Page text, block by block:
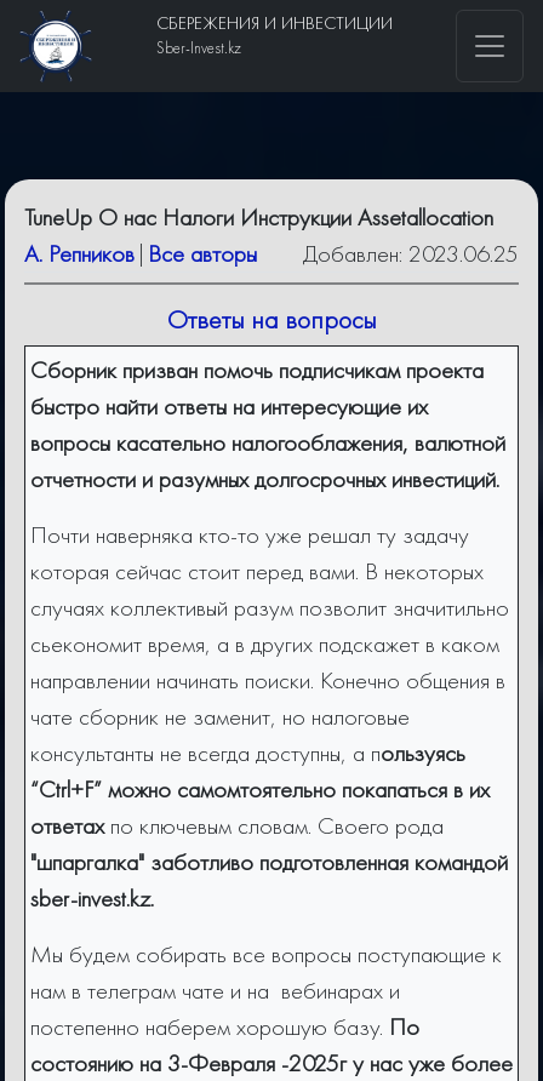
СБЕРЕЖЕНИЯ И ИНВЕСТИЦИИ
Sber-Invest.kz
TuneUp О нас Налоги Инструкции Assetallocation
А. Репников| Все авторы Добавлен: 2023.06.25
Ответы на вопросы
Сборник призван помочь подписчикам проекта
быстро найти ответы на интересующие их
вопросы касательно налогооблажения, валютной
отчетности и разумных долгосрочных инвестиций.
Почти наверняка кто-то уже решал ту задачу
которая сейчас стоит перед вами. В некоторых
случаях коллективый разум позволит значитильно
сьекономит время, а в других подскажет в каком
направлении начинать поиски. Конечно общения в
чате сборник не заменит, но налоговые
консультанты не всегда доступны, а пользуясь
“Сtrl+F” можно самомтоятельно покапаться в их
ответахпо ключевым словам. Своего рода
"шпаргалка" заботливо подготовленная командой
sber-invest.kz.
Мы будем собирать все вопросы поступающие к
нам в телеграм чате и на вебинарах и
постепенно наберем хорошую базу. По
состоянию на 3-Февраля -2025г у нас уже более